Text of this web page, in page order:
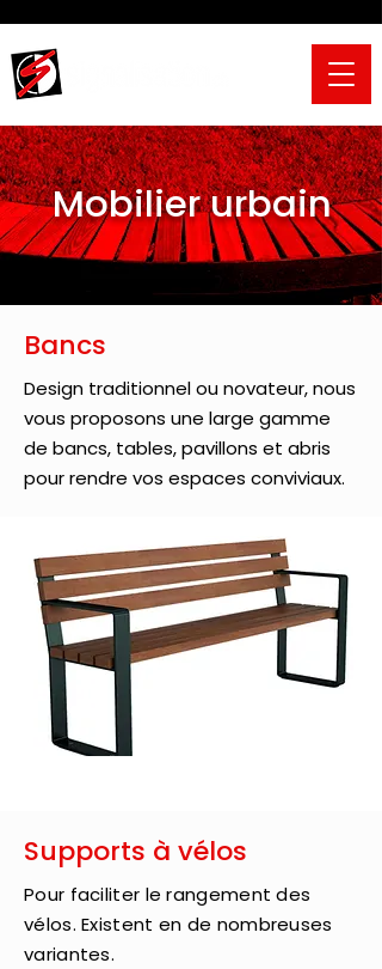
Mobilier urbain
Bancs
Design traditionnel ou novateur, nous
vous proposons une large gamme
de bancs, tables, pavillons et abris
pour rendre vos espaces conviviaux.
Supports à vélos
Pour faciliter le rangement des
vélos. Existent en de nombreuses
variantes.